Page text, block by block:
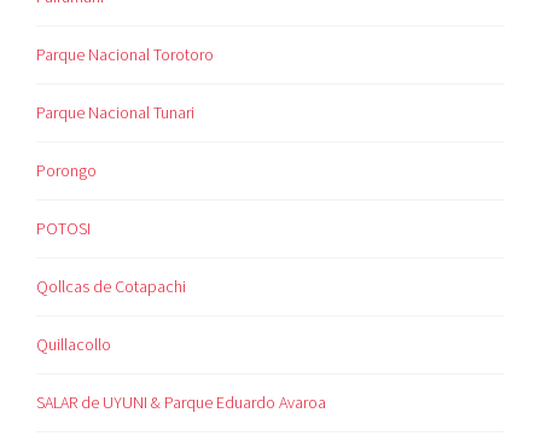
Parque Nacional Torotoro
Parque Nacional Tunari
Porongo
POTOSI
Qollcas de Cotapachi
Quillacollo
SALAR de UYUNI & Parque Eduardo Avaroa